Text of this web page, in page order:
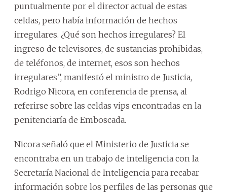
puntualmente por el director actual de estas
celdas, pero había información de hechos
irregulares. ¿Qué son hechos irregulares? El
ingreso de televisores, de sustancias prohibidas,
de teléfonos, de internet, esos son hechos
irregulares”, manifestó el ministro de Justicia,
Rodrigo Nicora, en conferencia de prensa, al
referirse sobre las celdas vips encontradas en la
penitenciaría de Emboscada.
Nicora señaló que el Ministerio de Justicia se
encontraba en un trabajo de inteligencia con la
Secretaría Nacional de Inteligencia para recabar
información sobre los perfiles de las personas que